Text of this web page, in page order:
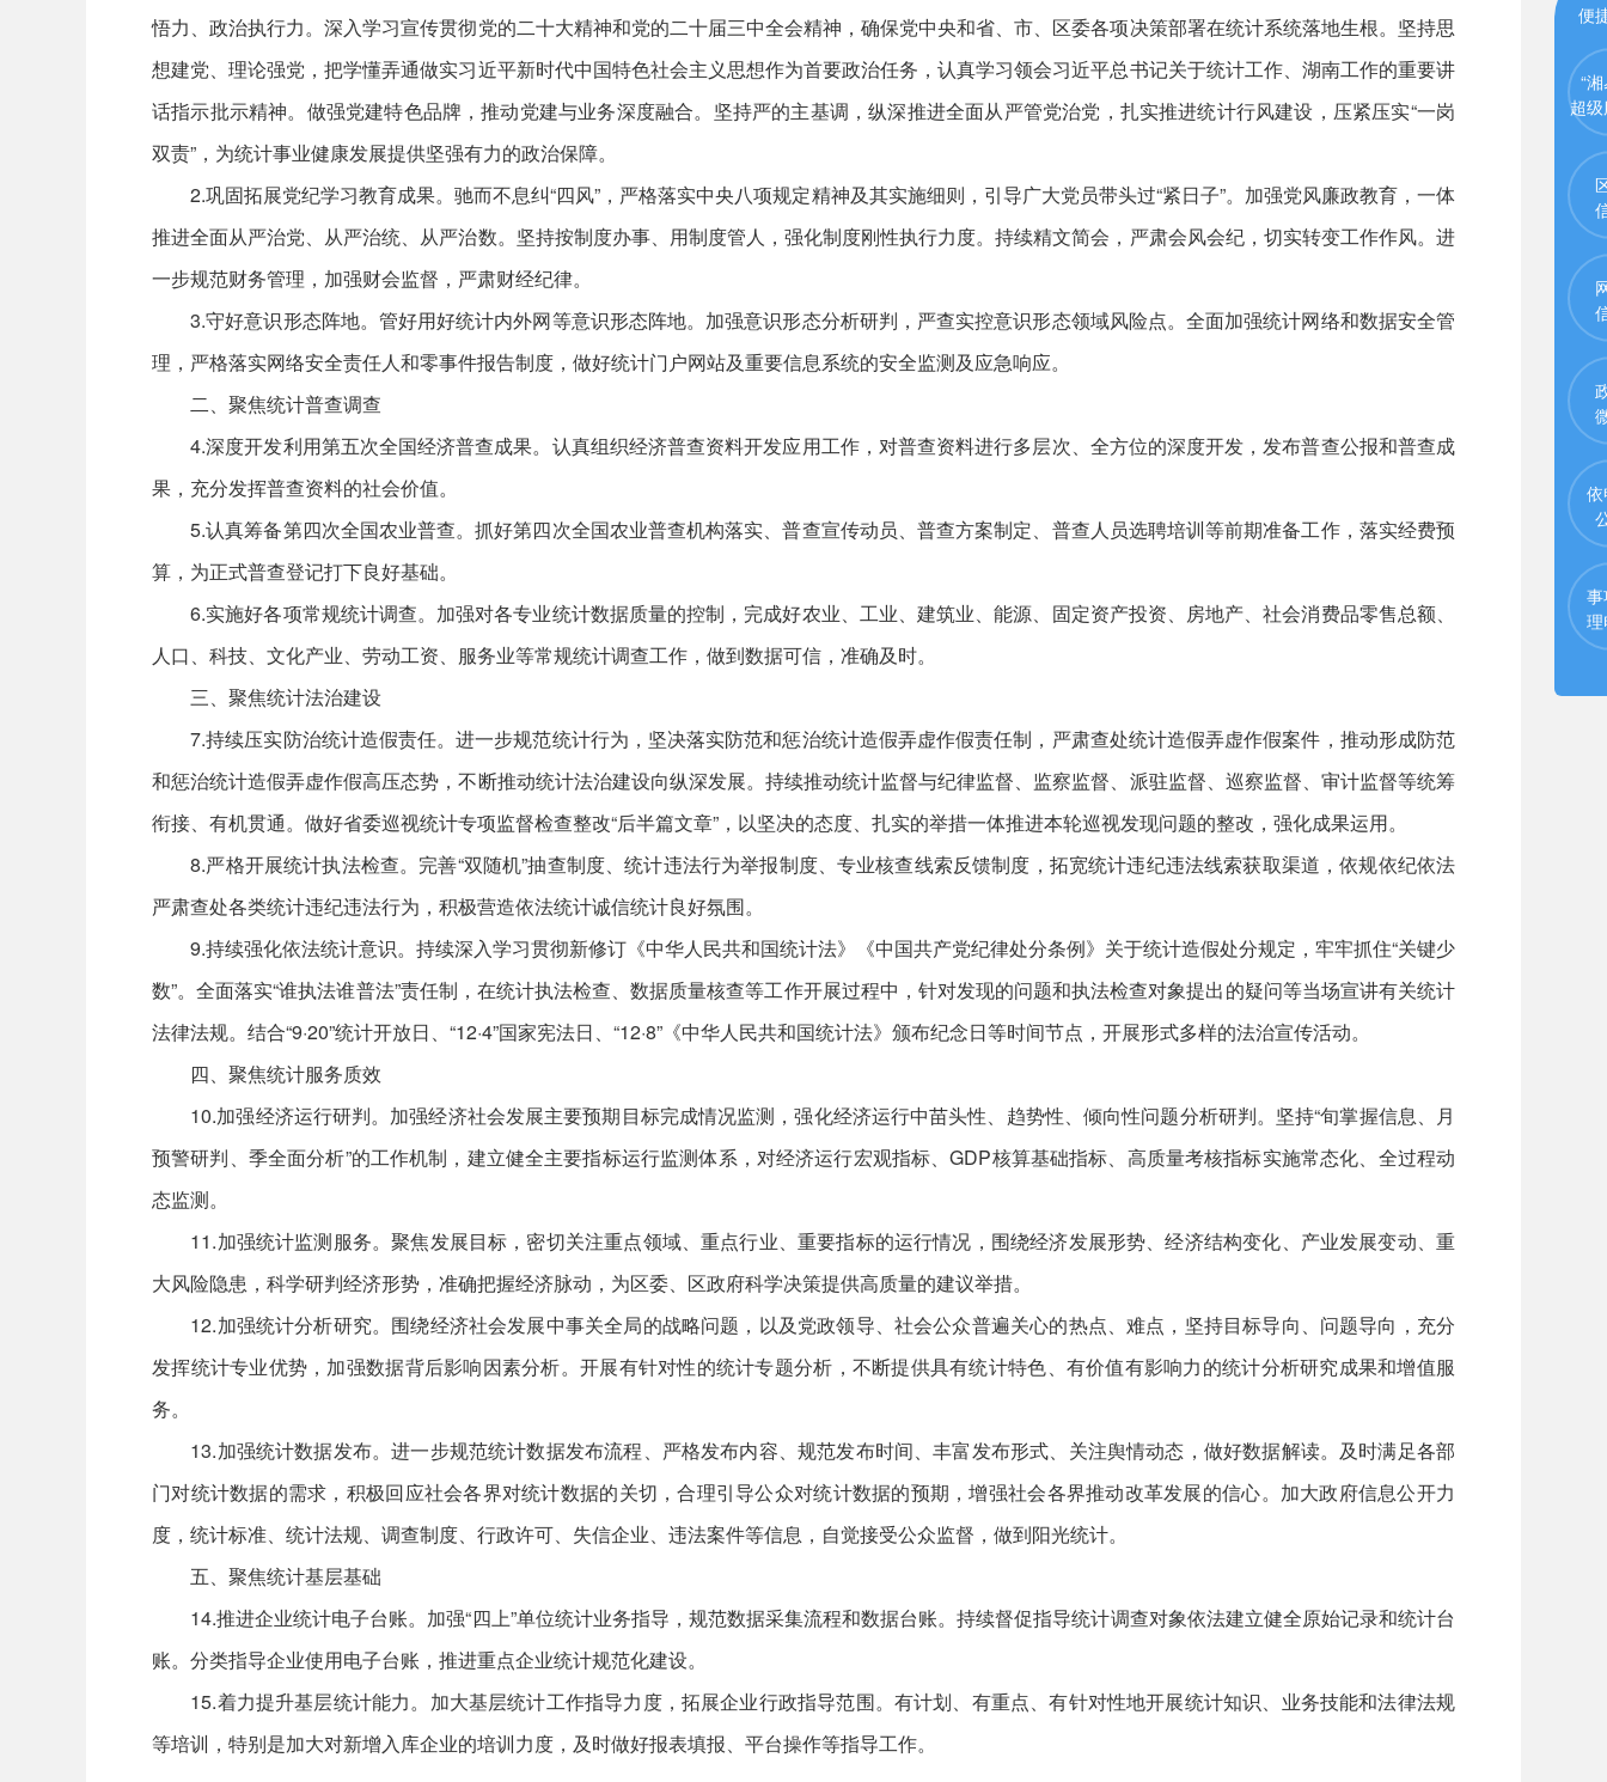
悟力、政治执行力。深入学习宣传贯彻党的二十大精神和党的二十届三中全会精神，确保党中央和省、市、区委各项决策部署在统计系统落地生根。坚持思
想建党、理论强党，把学懂弄通做实习近平新时代中国特色社会主义思想作为首要政治任务，认真学习领会习近平总书记关于统计工作、湖南工作的重要讲
话指示批示精神。做强党建特色品牌，推动党建与业务深度融合。坚持严的主基调，纵深推进全面从严管党治党，扎实推进统计行风建设，压紧压实“一岗
双责”，为统计事业健康发展提供坚强有力的政治保障。
2.巩固拓展党纪学习教育成果。驰而不息纠“四风”，严格落实中央八项规定精神及其实施细则，引导广大党员带头过“紧日子”。加强党风廉政教育，一体
推进全面从严治党、从严治统、从严治数。坚持按制度办事、用制度管人，强化制度刚性执行力度。持续精文简会，严肃会风会纪，切实转变工作作风。进
一步规范财务管理，加强财会监督，严肃财经纪律。
3.守好意识形态阵地。管好用好统计内外网等意识形态阵地。加强意识形态分析研判，严查实控意识形态领域风险点。全面加强统计网络和数据安全管
理，严格落实网络安全责任人和零事件报告制度，做好统计门户网站及重要信息系统的安全监测及应急响应。
二、聚焦统计普查调查
4.深度开发利用第五次全国经济普查成果。认真组织经济普查资料开发应用工作，对普查资料进行多层次、全方位的深度开发，发布普查公报和普查成
果，充分发挥普查资料的社会价值。
5.认真筹备第四次全国农业普查。抓好第四次全国农业普查机构落实、普查宣传动员、普查方案制定、普查人员选聘培训等前期准备工作，落实经费预
算，为正式普查登记打下良好基础。
6.实施好各项常规统计调查。加强对各专业统计数据质量的控制，完成好农业、工业、建筑业、能源、固定资产投资、房地产、社会消费品零售总额、
人口、科技、文化产业、劳动工资、服务业等常规统计调查工作，做到数据可信，准确及时。
三、聚焦统计法治建设
7.持续压实防治统计造假责任。进一步规范统计行为，坚决落实防范和惩治统计造假弄虚作假责任制，严肃查处统计造假弄虚作假案件，推动形成防范
和惩治统计造假弄虚作假高压态势，不断推动统计法治建设向纵深发展。持续推动统计监督与纪律监督、监察监督、派驻监督、巡察监督、审计监督等统筹
衔接、有机贯通。做好省委巡视统计专项监督检查整改“后半篇文章”，以坚决的态度、扎实的举措一体推进本轮巡视发现问题的整改，强化成果运用。
8.严格开展统计执法检查。完善“双随机”抽查制度、统计违法行为举报制度、专业核查线索反馈制度，拓宽统计违纪违法线索获取渠道，依规依纪依法
严肃查处各类统计违纪违法行为，积极营造依法统计诚信统计良好氛围。
9.持续强化依法统计意识。持续深入学习贯彻新修订《中华人民共和国统计法》《中国共产党纪律处分条例》关于统计造假处分规定，牢牢抓住“关键少
数”。全面落实“谁执法谁普法”责任制，在统计执法检查、数据质量核查等工作开展过程中，针对发现的问题和执法检查对象提出的疑问等当场宣讲有关统计
法律法规。结合“9·20”统计开放日、“12·4”国家宪法日、“12·8”《中华人民共和国统计法》颁布纪念日等时间节点，开展形式多样的法治宣传活动。
四、聚焦统计服务质效
10.加强经济运行研判。加强经济社会发展主要预期目标完成情况监测，强化经济运行中苗头性、趋势性、倾向性问题分析研判。坚持“旬掌握信息、月
预警研判、季全面分析”的工作机制，建立健全主要指标运行监测体系，对经济运行宏观指标、GDP核算基础指标、高质量考核指标实施常态化、全过程动
态监测。
11.加强统计监测服务。聚焦发展目标，密切关注重点领域、重点行业、重要指标的运行情况，围绕经济发展形势、经济结构变化、产业发展变动、重
大风险隐患，科学研判经济形势，准确把握经济脉动，为区委、区政府科学决策提供高质量的建议举措。
12.加强统计分析研究。围绕经济社会发展中事关全局的战略问题，以及党政领导、社会公众普遍关心的热点、难点，坚持目标导向、问题导向，充分
发挥统计专业优势，加强数据背后影响因素分析。开展有针对性的统计专题分析，不断提供具有统计特色、有价值有影响力的统计分析研究成果和增值服
务。
13.加强统计数据发布。进一步规范统计数据发布流程、严格发布内容、规范发布时间、丰富发布形式、关注舆情动态，做好数据解读。及时满足各部
门对统计数据的需求，积极回应社会各界对统计数据的关切，合理引导公众对统计数据的预期，增强社会各界推动改革发展的信心。加大政府信息公开力
度，统计标准、统计法规、调查制度、行政许可、失信企业、违法案件等信息，自觉接受公众监督，做到阳光统计。
五、聚焦统计基层基础
14.推进企业统计电子台账。加强“四上”单位统计业务指导，规范数据采集流程和数据台账。持续督促指导统计调查对象依法建立健全原始记录和统计台
账。分类指导企业使用电子台账，推进重点企业统计规范化建设。
15.着力提升基层统计能力。加大基层统计工作指导力度，拓展企业行政指导范围。有计划、有重点、有针对性地开展统计知识、业务技能和法律法规
等培训，特别是加大对新增入库企业的培训力度，及时做好报表填报、平台操作等指导工作。
便
“
超